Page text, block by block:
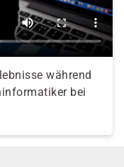
während
bei